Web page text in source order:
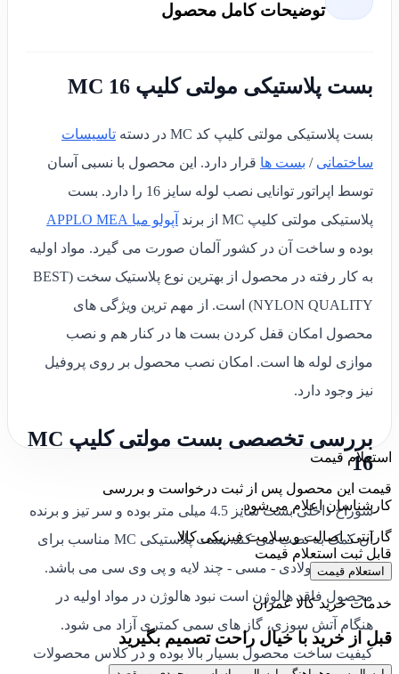
توضیحات کامل محصول
بست پلاستیکی مولتی کلیپ MC 16
بست پلاستیکی مولتی کلیپ کد MC در دسته
تاسیسات
ساختمانی / بست ها قرار دارد. این محصول با نسبی آسان
توسط اپراتور توانایی نصب لوله سایز 16 را دارد. بست
پلاستیکی مولتی کلیپ MC از برند
آپولو میا APPLO MEA
بوده و ساخت آن در کشور آلمان صورت می گیرد. مواد اولیه
به کار رفته در محصول از بهترین نوع پلاستیک سخت (BEST
NYLON QUALITY) است. از مهم ترین ویژگی های
محصول امکان قفل کردن بست ها در کنار هم و نصب
موازی لوله ها است. امکان نصب محصول بر روی پروفیل
نیز وجود دارد.
بررسی تخصصی بست مولتی کلیپ MC
16
سوراخ داخلی بست سایز 4.5 میلی متر بوده و سر تیز و برنده
آن کمک به نصب می کند. بست پلاستیکی MC مناسب برای
لوله های فولادی - مسی - چند لایه و پی وی سی می باشد.
محصول فاقد هالوژن است نبود هالوژن در مواد اولیه در
هنگام آتش سوزی، گاز های سمی کمتری آزاد می شود.
کیفیت ساخت محصول بسیار بالا بوده و در کلاس محصولات
استعلام قیمت
قیمت این محصول پس از ثبت درخواست و بررسی
کارشناسان اعلام می‌شود.
گارانتی: اصالت و سلامت فیزیکی کالا
قابل ثبت استعلام قیمت
استعلام قیمت
خدمات خرید کالا عمران
قبل از خرید با خیال راحت تصمیم بگیرید